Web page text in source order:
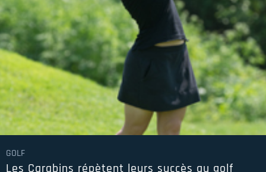
GOLF
Les Carabins répètent leurs succès au golf